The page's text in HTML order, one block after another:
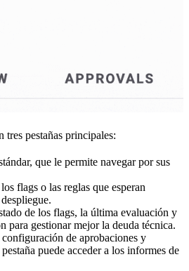
tres pestañas principales:
que le permite navegar por sus
flags o las reglas que esperan
de los flags, la última evaluación y
para gestionar mejor la deuda técnica.
configuración de aprobaciones y
puede acceder a los informes de